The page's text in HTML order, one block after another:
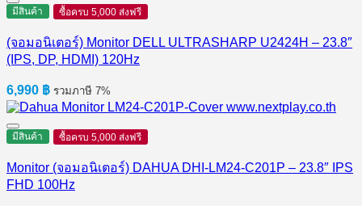
มีสินค้า ซื้อครบ 5,000 ส่งฟรี
(จอมอนิเตอร์) Monitor DELL ULTRASHARP U2424H – 23.8″
(IPS, DP, HDMI) 120Hz
6,990 ฿ รวมภาษี 7%
มีสินค้า ซื้อครบ 5,000 ส่งฟรี
Monitor (จอมอนิเตอร์) DAHUA DHI-LM24-C201P – 23.8″ IPS
FHD 100Hz